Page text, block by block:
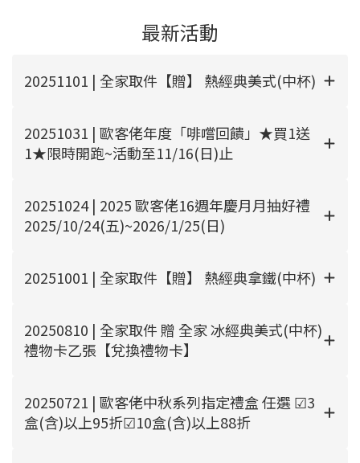
最新活動
20251101 | 全家取件【贈】 熱經典美式(中杯)
20251031 | 歐客佬年度「啡嚐回饋」 ★買1送
1★限時開跑~活動至11/16(日)止
20251024 | 2025 歐客佬16週年慶月月抽好禮
2025/10/24(五)~2026/1/25(日)
20251001 | 全家取件【贈】 熱經典拿鐵(中杯)
20250810 | 全家取件 贈 全家 冰經典美式(中杯)
禮物卡乙張【兌換禮物卡】
20250721 | 歐客佬中秋系列指定禮盒 任選 ☑​3
盒(含)以上95折☑10盒(含)以上88折